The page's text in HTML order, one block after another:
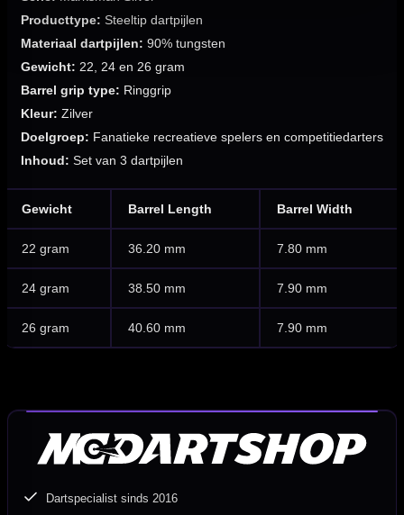
Producttype: Steeltip dartpijlen
Materiaal dartpijlen: 90% tungsten
Gewicht: 22, 24 en 26 gram
Barrel grip type: Ringgrip
Kleur: Zilver
Doelgroep: Fanatieke recreatieve spelers en competitiedarters
Inhoud: Set van 3 dartpijlen
Gewicht Barrel Length Barrel Width
22 gram 36.20 mm 7.80 mm
24 gram 38.50 mm 7.90 mm
26 gram 40.60 mm 7.90 mm
Dartspecialist sinds 2016